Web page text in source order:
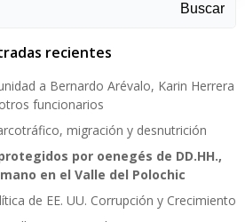
Buscar
recientes
a Bernardo Arévalo, Karin Herrera
funcionarios
migración y desnutrición
por oenegés de DD.HH.,
en el Valle del Polochic
de EE. UU. Corrupción y Crecimiento